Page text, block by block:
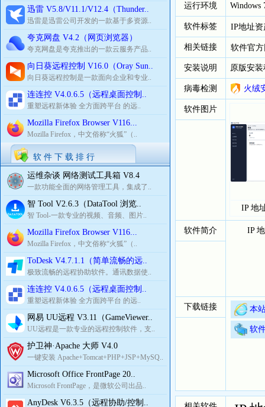
迅雷 V5.8/V11.1/V12.4（Thunder..
迅雷是迅雷公司开发的一款基于多资源..
夸克网盘 V4.2（网页浏览器）
夸克网盘是夸克推出的一款云服务产品..
向日葵远程控制 V16.0（Oray Sun..
向日葵远程控制是一款面向企业和专业..
连连控 V4.0.6.5（远程桌面控制..
重塑远程新体验 全方面跨平台 的远..
Mozilla Firefox Browser V116...
Mozilla Firefox，中文俗称“火狐”（..
软 件 下 载 排 行
运维杂谈 网络测试工具箱 V8.4
一款功能全面的网络管理工具，集成了..
智 Tool V2.6.3（DataTool 浏览..
智 Tool-一款专业的视频、音频、图片..
Mozilla Firefox Browser V116...
Mozilla Firefox，中文俗称“火狐”（..
ToDesk V4.7.1.1（简单流畅的远..
极致流畅的远程协助软件。通讯数据使..
连连控 V4.0.6.5（远程桌面控制..
重塑远程新体验 全方面跨平台 的远..
网易 UU远程 V3.11（GameViewer..
UU远程是一款专业的远程控制软件，支..
护卫神·Apache 大师 V4.0
一键安装 Apache+Tomcat+PHP+JSP+MySQ..
Microsoft Office FrontPage 20..
Microsoft FrontPage，是微软公司出品..
AnyDesk V6.3.5（远程协助/控制..
运行环境 Windows
软件标签 IP地址
相关链接 软件官
安装说明 原版安
病毒检测 火绒
软件图片
IP 地
软件简介 IP 地
下载链接 本
软